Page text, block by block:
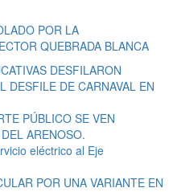
POR LA
QUEBRADA BLANCA
DESFILARON
DESFILE DE CARNAVAL EN
PÚBLICO SE VEN
ARENOSO.
eléctrico al Eje
POR UNA VARIANTE EN